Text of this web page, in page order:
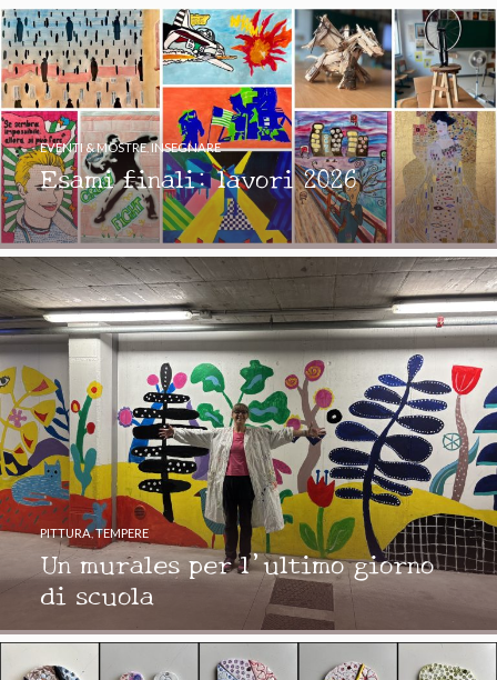
Esami finali: lavori 2026
EVENTI & MOSTRE,INSEGNARE
Un murales per l’ultimo giorno
di scuola
PITTURA,TEMPERE